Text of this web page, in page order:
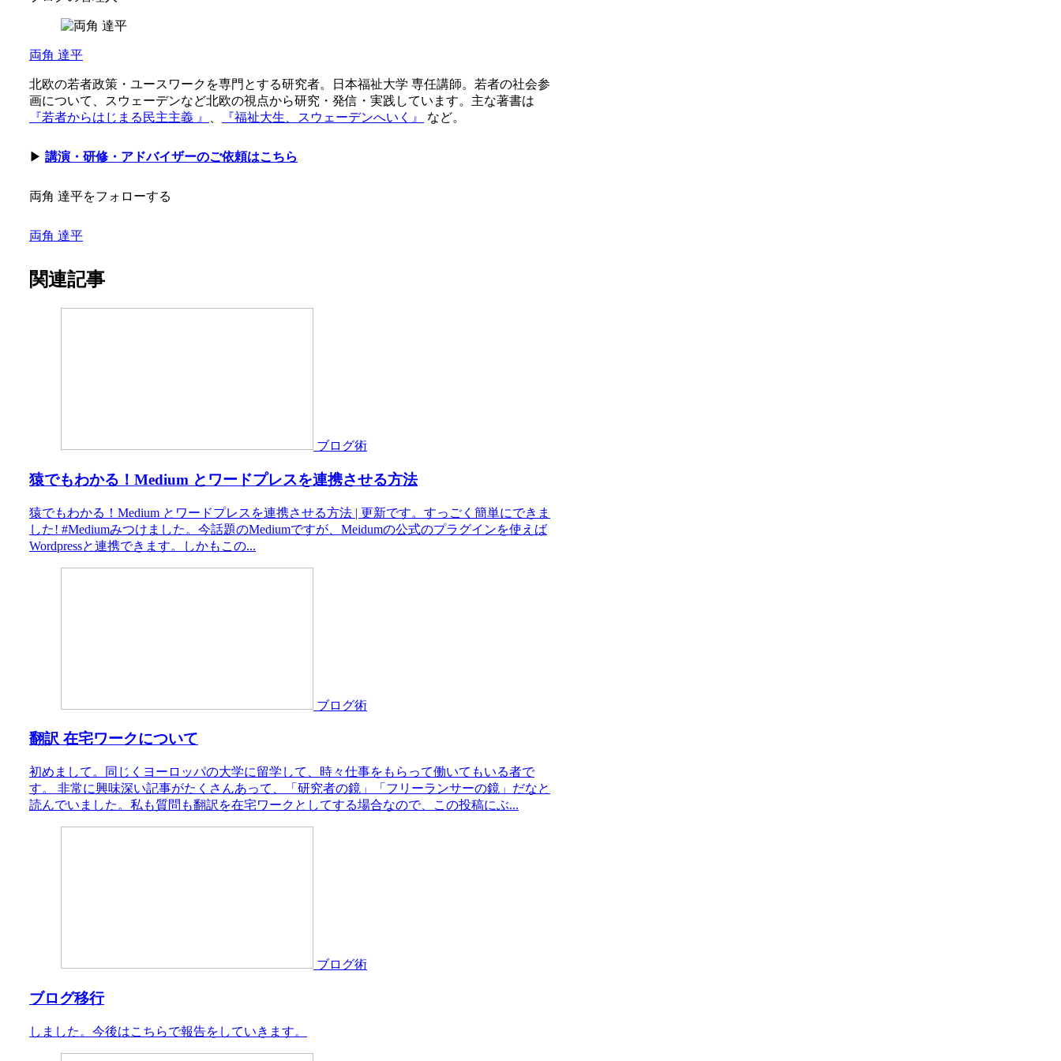
両角 達平
北欧の若者政策・ユースワークを専門とする研究者。日本福祉大学 専任講師。若者の社会参
画について、スウェーデンなど北欧の視点から研究・発信・実践しています。主な著書は
『若者からはじまる民主主義 』
『福祉大生、スウェーデンへいく』 など。
▶ 講演・研修・アドバイザーのご依頼はこちら
両角 達平をフォローする
両角 達平
関連記事
ブログ術
猿でもわかる！Medium とワードプレスを連携させる方法
猿でもわかる！Medium とワードプレスを連携させる方法 | 更新です。すっごく簡単にできま
した! #Mediumみつけました。今話題のMediumですが、Meidumの公式のプラグインを使えば
Wordpressと連携できます。しかもこの...
ブログ術
翻訳 在宅ワークについて
初めまして。同じくヨーロッパの大学に留学して、時々仕事をもらって働いてもいる者で
す。 非常に興味深い記事がたくさんあって、「研究者の鏡」「フリーランサーの鏡」だなと
読んでいました。私も質問も翻訳を在宅ワークとしてする場合なので、この投稿にぶ...
ブログ術
ブログ移行
しました。今後はこちらで報告をしていきます。